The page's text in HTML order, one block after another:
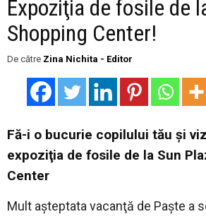
Expoziţia de fosile de
Shopping Center!
De către Zina Nichita - Editor
Fă-i o bucurie copilului tău şi
expoziţia de fosile de la Sun
Center
Mult aşteptata vacanţă de Paşte a